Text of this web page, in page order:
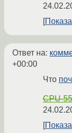
Ответ на:
+00:00
Что
CPU-